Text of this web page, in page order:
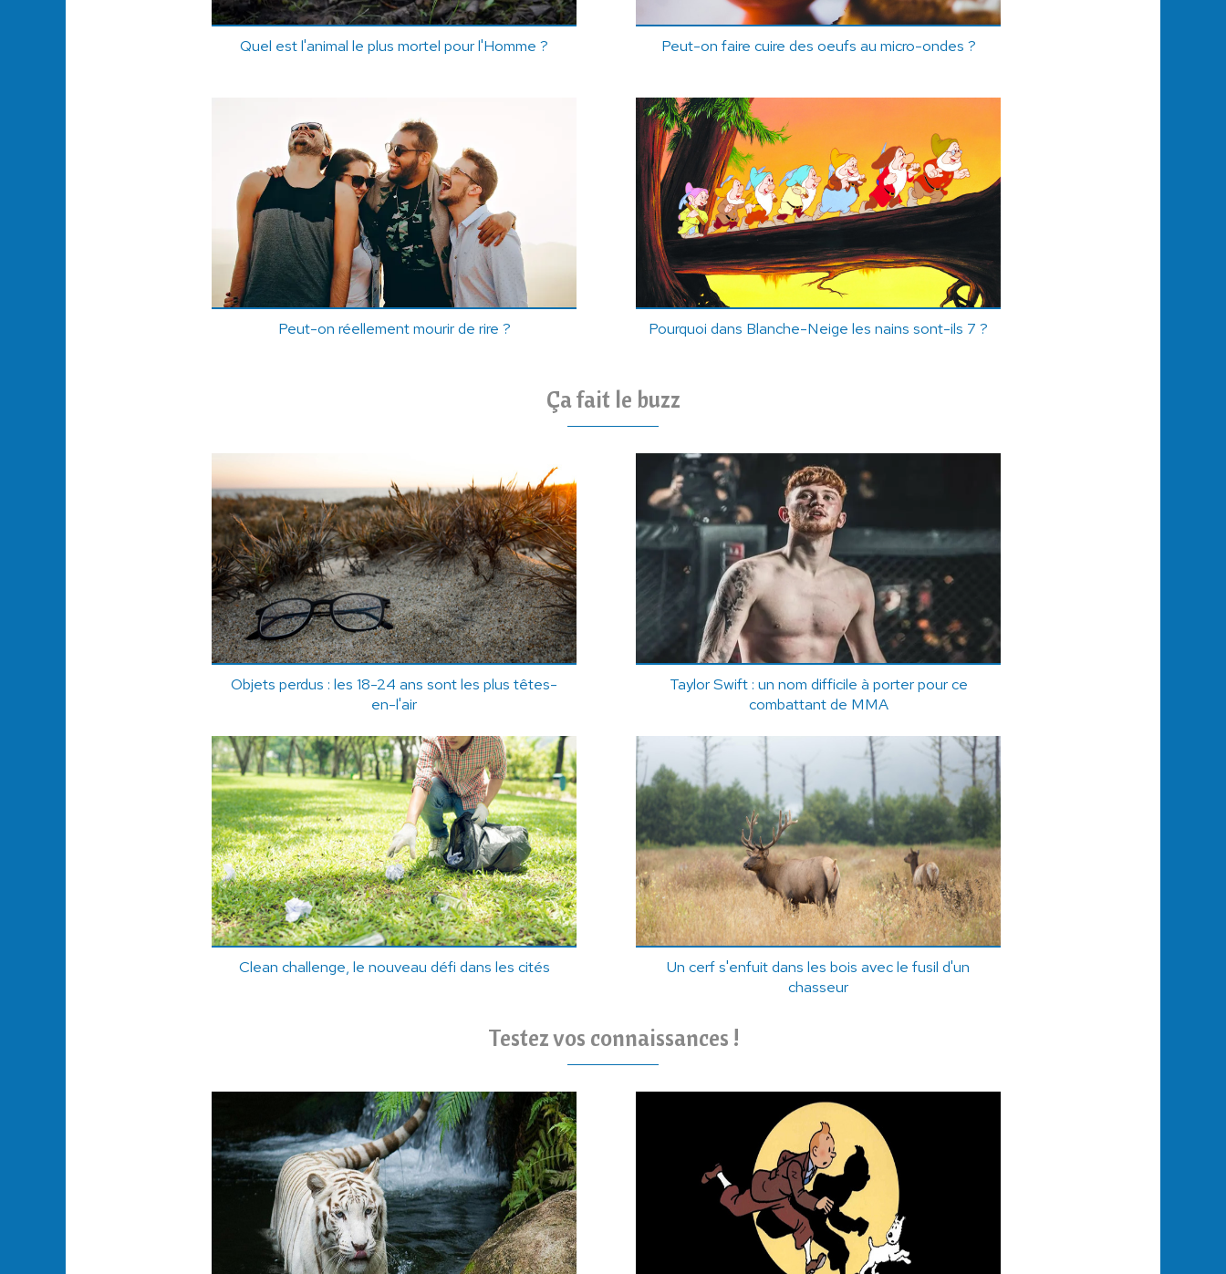
Quel est l'animal le plus mortel pour l'Homme ? Peut-on faire cuire des oeufs au micro-ondes ?
Peut-on réellement mourir de rire ? Pourquoi dans Blanche-Neige les nains sont-ils 7 ?
Ça fait le buzz
Objets perdus : les 18-24 ans sont les plus têtes-
en-l'air
Taylor Swift : un nom difficile à porter pour ce
combattant de MMA
Clean challenge, le nouveau défi dans les cités
Un cerf s'enfuit dans les bois avec le fusil d'un
chasseur
Testez vos connaissances !